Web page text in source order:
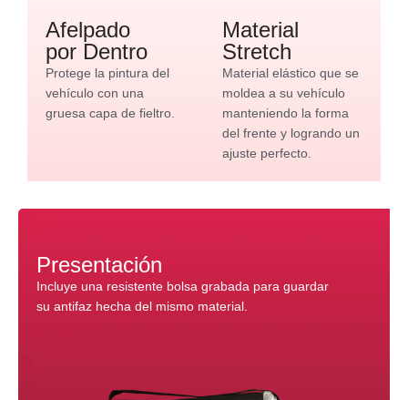
Afelpado
por Dentro
Protege la pintura del
vehículo con una
gruesa capa de fieltro.
Material
Stretch
Material elástico que se
moldea a su vehículo
manteniendo la forma
del frente y logrando un
ajuste perfecto.
Presentación
Incluye una resistente bolsa grabada para guardar
su antifaz hecha del mismo material.